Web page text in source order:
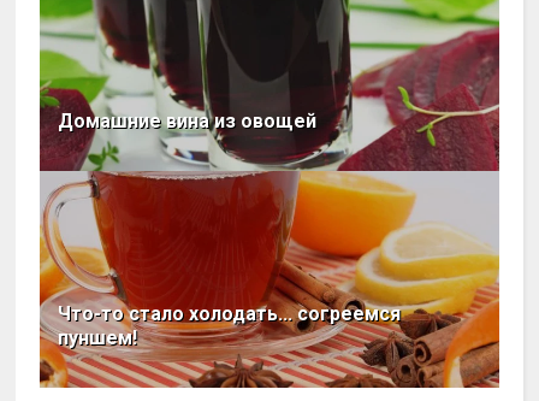
Домашние вина из овощей
Что-то стало холодать... согреемся
пуншем!